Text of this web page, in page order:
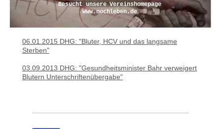
Besucht unsere Vereinshomepage
www.nochleben.de
06.01.2015 DHG: "Bluter, HCV und das langsame
Sterben"
03.09.2013 DHG: "Gesundheitsminister Bahr verweigert
Blutern Unterschriftenübergabe"